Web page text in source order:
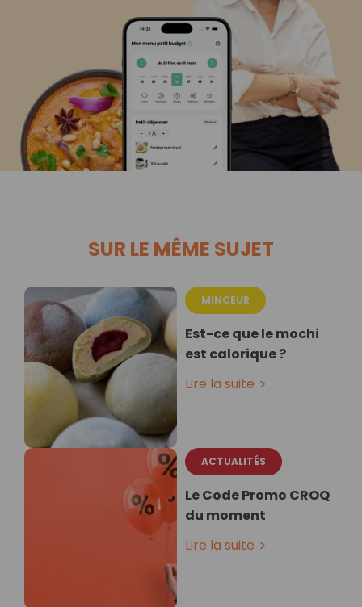
SUR LE MÊME SUJET
MINCEUR
Est-ce que le mochi
est calorique ?
Lire la suite
ACTUALITÉS
Le Code Promo CROQ
du moment
Lire la suite